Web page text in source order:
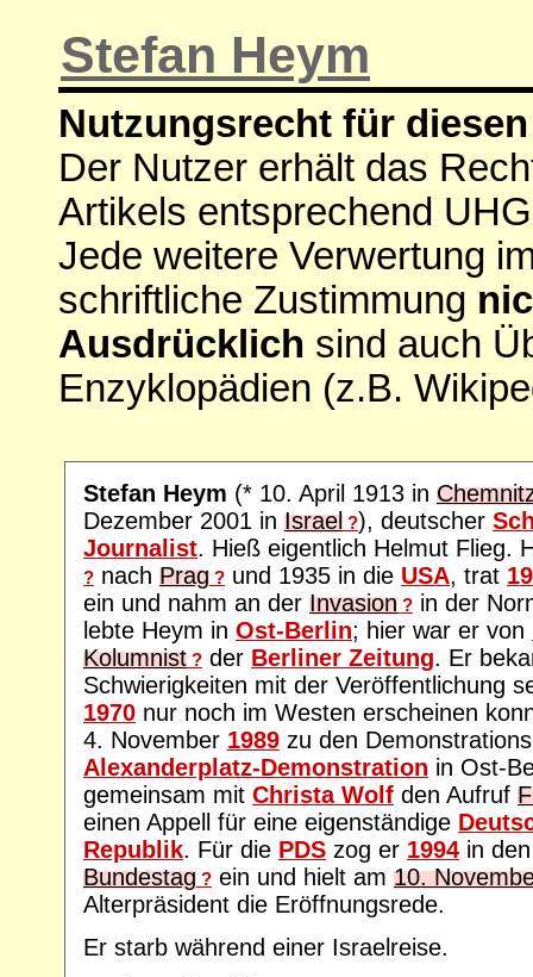
Stefan Heym
Nutzungsrecht für
Der Nutzer erhält das
Artikels entsprechend
Jede weitere Verwertung
schriftliche Zustimmung
Ausdrücklich sind auch
Enzyklopädien (z.B.
Stefan Heym (* 10. April 1913 in
Dezember 2001 in Israel ?), deutscher
Journalist. Hieß eigentlich Helmut Flieg.
? nach Prag ? und 1935 in die USA, trat
ein und nahm an der Invasion ? in der
lebte Heym in Ost-Berlin; hier war er von
Kolumnist ? der Berliner Zeitung. Er
Schwierigkeiten mit der Veröffentlichung
1970 nur noch im Westen erscheinen
4. November 1989 zu den
Alexanderplatz-Demonstration in Ost-
gemeinsam mit Christa Wolf den Aufruf
einen Appell für eine eigenständige
Republik. Für die PDS zog er 1994 in
Bundestag ? ein und hielt am 10.
Alterpräsident die Eröffnungsrede.
Er starb während einer Israelreise.